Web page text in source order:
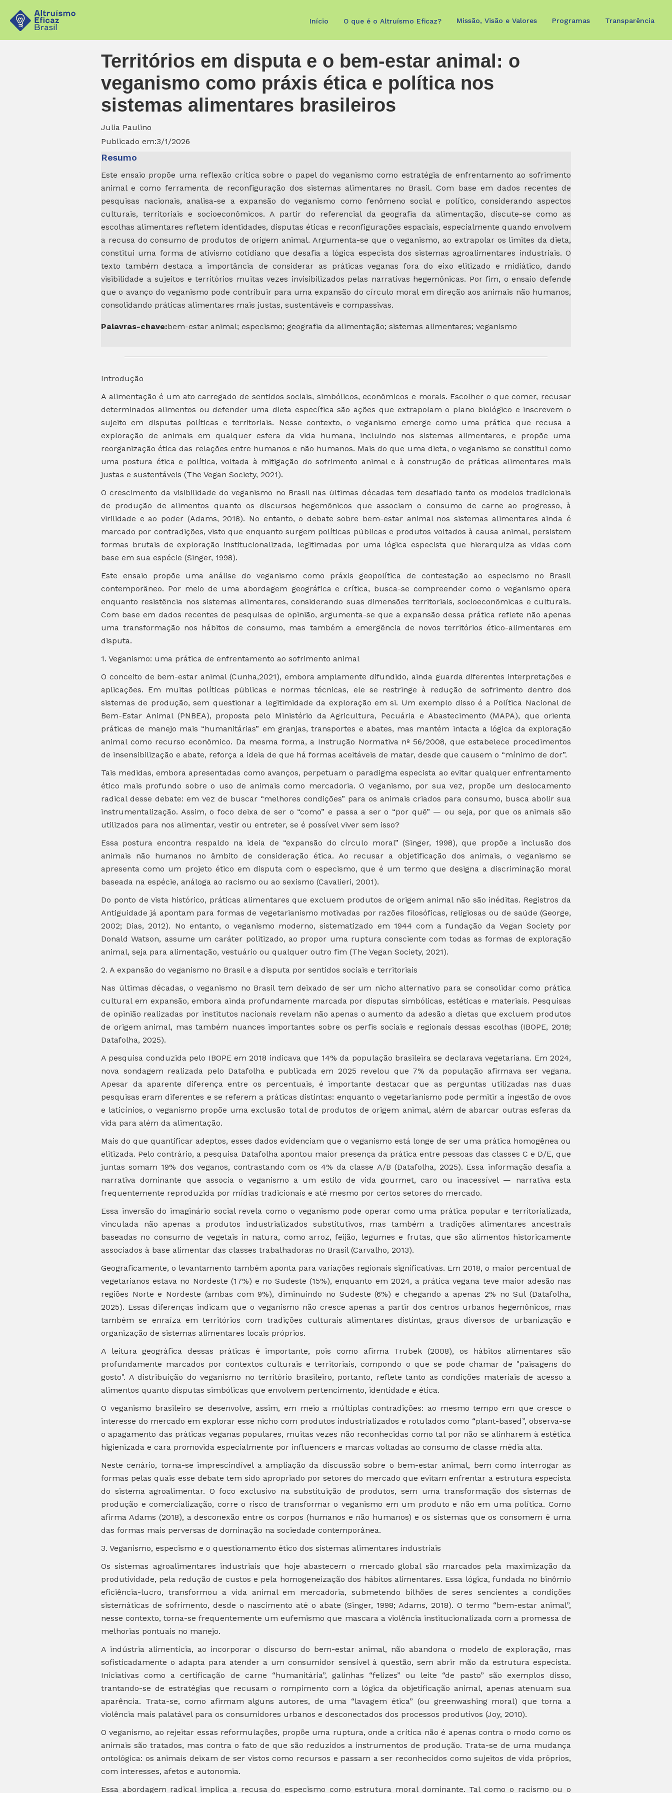
Início O que é o Altruísmo Eficaz? Missão, Visão e Valores Programas Transparência
Territórios em disputa e o bem-estar animal: o
veganismo como práxis ética e política nos
sistemas alimentares brasileiros
Julia Paulino
Publicado em:3/1/2026
Resumo
Este ensaio propõe uma reflexão crítica sobre o papel do veganismo como estratégia de enfrentamento ao sofrimento
animal e como ferramenta de reconfiguração dos sistemas alimentares no Brasil. Com base em dados recentes de
pesquisas nacionais, analisa-se a expansão do veganismo como fenômeno social e político, considerando aspectos
culturais, territoriais e socioeconômicos. A partir do referencial da geografia da alimentação, discute-se como as
escolhas alimentares refletem identidades, disputas éticas e reconfigurações espaciais, especialmente quando envolvem
a recusa do consumo de produtos de origem animal. Argumenta-se que o veganismo, ao extrapolar os limites da dieta,
constitui uma forma de ativismo cotidiano que desafia a lógica especista dos sistemas agroalimentares industriais. O
texto também destaca a importância de considerar as práticas veganas fora do eixo elitizado e midiático, dando
visibilidade a sujeitos e territórios muitas vezes invisibilizados pelas narrativas hegemônicas. Por fim, o ensaio defende
que o avanço do veganismo pode contribuir para uma expansão do círculo moral em direção aos animais não humanos,
consolidando práticas alimentares mais justas, sustentáveis e compassivas.
Palavras-chave:bem-estar animal; especismo; geografia da alimentação; sistemas alimentares; veganismo
Introdução
A alimentação é um ato carregado de sentidos sociais, simbólicos, econômicos e morais. Escolher o que comer, recusar
determinados alimentos ou defender uma dieta específica são ações que extrapolam o plano biológico e inscrevem o
sujeito em disputas políticas e territoriais. Nesse contexto, o veganismo emerge como uma prática que recusa a
exploração de animais em qualquer esfera da vida humana, incluindo nos sistemas alimentares, e propõe uma
reorganização ética das relações entre humanos e não humanos. Mais do que uma dieta, o veganismo se constitui como
uma postura ética e política, voltada à mitigação do sofrimento animal e à construção de práticas alimentares mais
justas e sustentáveis (The Vegan Society, 2021).
O crescimento da visibilidade do veganismo no Brasil nas últimas décadas tem desafiado tanto os modelos tradicionais
de produção de alimentos quanto os discursos hegemônicos que associam o consumo de carne ao progresso, à
virilidade e ao poder (Adams, 2018). No entanto, o debate sobre bem-estar animal nos sistemas alimentares ainda é
marcado por contradições, visto que enquanto surgem políticas públicas e produtos voltados à causa animal, persistem
formas brutais de exploração institucionalizada, legitimadas por uma lógica especista que hierarquiza as vidas com
base em sua espécie (Singer, 1998).
Este ensaio propõe uma análise do veganismo como práxis geopolítica de contestação ao especismo no Brasil
contemporâneo. Por meio de uma abordagem geográfica e crítica, busca-se compreender como o veganismo opera
enquanto resistência nos sistemas alimentares, considerando suas dimensões territoriais, socioeconômicas e culturais.
Com base em dados recentes de pesquisas de opinião, argumenta-se que a expansão dessa prática reflete não apenas
uma transformação nos hábitos de consumo, mas também a emergência de novos territórios ético-alimentares em
disputa.
1. Veganismo: uma prática de enfrentamento ao sofrimento animal
O conceito de bem-estar animal (Cunha,2021), embora amplamente difundido, ainda guarda diferentes interpretações e
aplicações. Em muitas políticas públicas e normas técnicas, ele se restringe à redução de sofrimento dentro dos
sistemas de produção, sem questionar a legitimidade da exploração em si. Um exemplo disso é a Política Nacional de
Bem-Estar Animal (PNBEA), proposta pelo Ministério da Agricultura, Pecuária e Abastecimento (MAPA), que orienta
práticas de manejo mais “humanitárias” em granjas, transportes e abates, mas mantém intacta a lógica da exploração
animal como recurso econômico. Da mesma forma, a Instrução Normativa nº 56/2008, que estabelece procedimentos
de insensibilização e abate, reforça a ideia de que há formas aceitáveis de matar, desde que causem o “mínimo de dor”.
Tais medidas, embora apresentadas como avanços, perpetuam o paradigma especista ao evitar qualquer enfrentamento
ético mais profundo sobre o uso de animais como mercadoria. O veganismo, por sua vez, propõe um deslocamento
radical desse debate: em vez de buscar “melhores condições” para os animais criados para consumo, busca abolir sua
instrumentalização. Assim, o foco deixa de ser o “como” e passa a ser o “por quê” — ou seja, por que os animais são
utilizados para nos alimentar, vestir ou entreter, se é possível viver sem isso?
Essa postura encontra respaldo na ideia de “expansão do círculo moral” (Singer, 1998), que propõe a inclusão dos
animais não humanos no âmbito de consideração ética. Ao recusar a objetificação dos animais, o veganismo se
apresenta como um projeto ético em disputa com o especismo, que é um termo que designa a discriminação moral
baseada na espécie, análoga ao racismo ou ao sexismo (Cavalieri, 2001).
Do ponto de vista histórico, práticas alimentares que excluem produtos de origem animal não são inéditas. Registros da
Antiguidade já apontam para formas de vegetarianismo motivadas por razões filosóficas, religiosas ou de saúde (George,
2002; Dias, 2012). No entanto, o veganismo moderno, sistematizado em 1944 com a fundação da Vegan Society por
Donald Watson, assume um caráter politizado, ao propor uma ruptura consciente com todas as formas de exploração
animal, seja para alimentação, vestuário ou qualquer outro fim (The Vegan Society, 2021).
2. A expansão do veganismo no Brasil e a disputa por sentidos sociais e territoriais
Nas últimas décadas, o veganismo no Brasil tem deixado de ser um nicho alternativo para se consolidar como prática
cultural em expansão, embora ainda profundamente marcada por disputas simbólicas, estéticas e materiais. Pesquisas
de opinião realizadas por institutos nacionais revelam não apenas o aumento da adesão a dietas que excluem produtos
de origem animal, mas também nuances importantes sobre os perfis sociais e regionais dessas escolhas (IBOPE, 2018;
Datafolha, 2025).
A pesquisa conduzida pelo IBOPE em 2018 indicava que 14% da população brasileira se declarava vegetariana. Em 2024,
nova sondagem realizada pelo Datafolha e publicada em 2025 revelou que 7% da população afirmava ser vegana.
Apesar da aparente diferença entre os percentuais, é importante destacar que as perguntas utilizadas nas duas
pesquisas eram diferentes e se referem a práticas distintas: enquanto o vegetarianismo pode permitir a ingestão de ovos
e laticínios, o veganismo propõe uma exclusão total de produtos de origem animal, além de abarcar outras esferas da
vida para além da alimentação.
Mais do que quantificar adeptos, esses dados evidenciam que o veganismo está longe de ser uma prática homogênea ou
elitizada. Pelo contrário, a pesquisa Datafolha apontou maior presença da prática entre pessoas das classes C e D/E, que
juntas somam 19% dos veganos, contrastando com os 4% da classe A/B (Datafolha, 2025). Essa informação desafia a
narrativa dominante que associa o veganismo a um estilo de vida gourmet, caro ou inacessível — narrativa esta
frequentemente reproduzida por mídias tradicionais e até mesmo por certos setores do mercado.
Essa inversão do imaginário social revela como o veganismo pode operar como uma prática popular e territorializada,
vinculada não apenas a produtos industrializados substitutivos, mas também a tradições alimentares ancestrais
baseadas no consumo de vegetais in natura, como arroz, feijão, legumes e frutas, que são alimentos historicamente
associados à base alimentar das classes trabalhadoras no Brasil (Carvalho, 2013).
Geograficamente, o levantamento também aponta para variações regionais significativas. Em 2018, o maior percentual de
vegetarianos estava no Nordeste (17%) e no Sudeste (15%), enquanto em 2024, a prática vegana teve maior adesão nas
regiões Norte e Nordeste (ambas com 9%), diminuindo no Sudeste (6%) e chegando a apenas 2% no Sul (Datafolha,
2025). Essas diferenças indicam que o veganismo não cresce apenas a partir dos centros urbanos hegemônicos, mas
também se enraíza em territórios com tradições culturais alimentares distintas, graus diversos de urbanização e
organização de sistemas alimentares locais próprios.
A leitura geográfica dessas práticas é importante, pois como afirma Trubek (2008), os hábitos alimentares são
profundamente marcados por contextos culturais e territoriais, compondo o que se pode chamar de "paisagens do
gosto". A distribuição do veganismo no território brasileiro, portanto, reflete tanto as condições materiais de acesso a
alimentos quanto disputas simbólicas que envolvem pertencimento, identidade e ética.
O veganismo brasileiro se desenvolve, assim, em meio a múltiplas contradições: ao mesmo tempo em que cresce o
interesse do mercado em explorar esse nicho com produtos industrializados e rotulados como “plant-based”, observa-se
o apagamento das práticas veganas populares, muitas vezes não reconhecidas como tal por não se alinharem à estética
higienizada e cara promovida especialmente por influencers e marcas voltadas ao consumo de classe média alta.
Neste cenário, torna-se imprescindível a ampliação da discussão sobre o bem-estar animal, bem como interrogar as
formas pelas quais esse debate tem sido apropriado por setores do mercado que evitam enfrentar a estrutura especista
do sistema agroalimentar. O foco exclusivo na substituição de produtos, sem uma transformação dos sistemas de
produção e comercialização, corre o risco de transformar o veganismo em um produto e não em uma política. Como
afirma Adams (2018), a desconexão entre os corpos (humanos e não humanos) e os sistemas que os consomem é uma
das formas mais perversas de dominação na sociedade contemporânea.
3. Veganismo, especismo e o questionamento ético dos sistemas alimentares industriais
Os sistemas agroalimentares industriais que hoje abastecem o mercado global são marcados pela maximização da
produtividade, pela redução de custos e pela homogeneização dos hábitos alimentares. Essa lógica, fundada no binômio
eficiência-lucro, transformou a vida animal em mercadoria, submetendo bilhões de seres sencientes a condições
sistemáticas de sofrimento, desde o nascimento até o abate (Singer, 1998; Adams, 2018). O termo “bem-estar animal”,
nesse contexto, torna-se frequentemente um eufemismo que mascara a violência institucionalizada com a promessa de
melhorias pontuais no manejo.
A indústria alimentícia, ao incorporar o discurso do bem-estar animal, não abandona o modelo de exploração, mas
sofisticadamente o adapta para atender a um consumidor sensível à questão, sem abrir mão da estrutura especista.
Iniciativas como a certificação de carne “humanitária”, galinhas “felizes” ou leite “de pasto” são exemplos disso,
trantando-se de estratégias que recusam o rompimento com a lógica da objetificação animal, apenas atenuam sua
aparência. Trata-se, como afirmam alguns autores, de uma “lavagem ética” (ou greenwashing moral) que torna a
violência mais palatável para os consumidores urbanos e desconectados dos processos produtivos (Joy, 2010).
O veganismo, ao rejeitar essas reformulações, propõe uma ruptura, onde a crítica não é apenas contra o modo como os
animais são tratados, mas contra o fato de que são reduzidos a instrumentos de produção. Trata-se de uma mudança
ontológica: os animais deixam de ser vistos como recursos e passam a ser reconhecidos como sujeitos de vida próprios,
com interesses, afetos e autonomia.
Essa abordagem radical implica a recusa do especismo como estrutura moral dominante. Tal como o racismo ou o